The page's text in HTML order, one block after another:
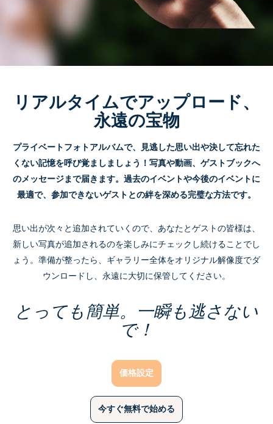
リアルタイムでアップロード、
永遠の宝物
プライベートフォトアルバムで、見逃した思い出や決して忘れた
くない記憶を呼び覚ましましょう！写真や動画、ゲストブックへ
のメッセージまで届きます。過去のイベントや今後のイベントに
最適で、参加できないゲストとの絆を深める完璧な方法です。
思い出が次々と追加されていくので、あなたとゲストの皆様は、
新しい写真が追加されるのを楽しみにチェックし続けることでし
ょう。準備が整ったら、ギャラリー全体をオリジナル解像度でダ
ウンロードし、永遠に大切に保管してください。
とっても簡単。一瞬も逃さない
で！
価格設定
今すぐ無料で始める